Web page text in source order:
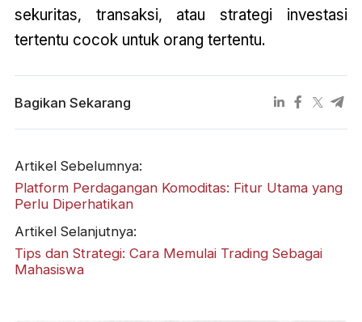
sekuritas, transaksi, atau strategi investasi
tertentu cocok untuk orang tertentu.
Bagikan Sekarang
Artikel Sebelumnya:
Platform Perdagangan Komoditas: Fitur Utama yang
Perlu Diperhatikan
Artikel Selanjutnya:
Tips dan Strategi: Cara Memulai Trading Sebagai
Mahasiswa